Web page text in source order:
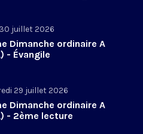
juillet 2026
Dimanche ordinaire A
- Évangile
29 juillet 2026
Dimanche ordinaire A
- 2ème lecture